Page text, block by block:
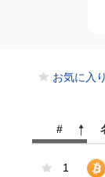
お気に入り
#
1